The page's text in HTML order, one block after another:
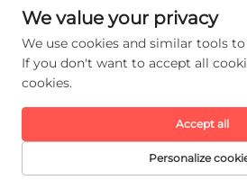
Ffôn: +86-137 6186 0079
E-bost: [email protected]
Cediged yr holl hawliau. -
We value your privacy
We use cookies and similar tools
If you don't want to accept all
cookies.
Personalize
Accept all